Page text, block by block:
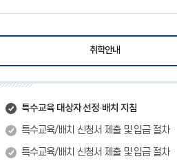
취학안내
특수교육 대상자 선정·배치 지침
특수교육/배치 신청서 제출 및 입급 절차
특수교육/배치 신청서 제출 및 입급 절차